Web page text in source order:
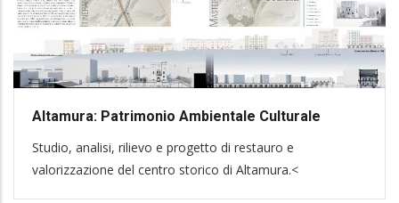
Altamura: Patrimonio Ambientale Culturale
Studio, analisi, rilievo e progetto di restauro e
valorizzazione del centro storico di Altamura.<